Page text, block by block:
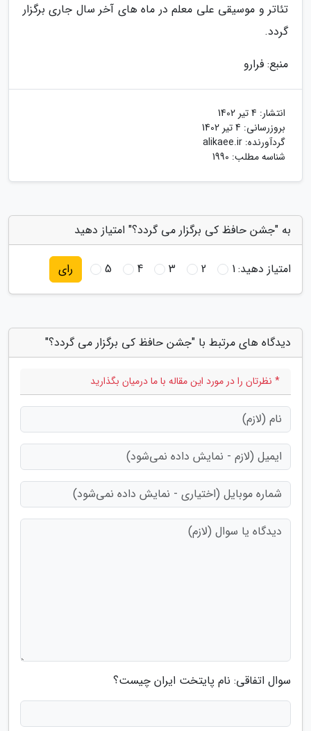
تئاتر و موسیقی علی معلم در ماه های آخر سال جاری برگزار
گردد.
منبع: فرارو
انتشار: 4 تیر 1402
بروزرسانی: 4 تیر 1402
گردآورنده: alikaee.ir
شناسه مطلب: 1990
به "جشن حافظ کی برگزار می گردد؟" امتیاز دهید
امتیاز دهید:1
2
3
4
5 رای
دیدگاه های مرتبط با "جشن حافظ کی برگزار می گردد؟"
* نظرتان را در مورد این مقاله با ما درمیان بگذارید
سوال اتفاقی: نام پایتخت ایران چیست؟